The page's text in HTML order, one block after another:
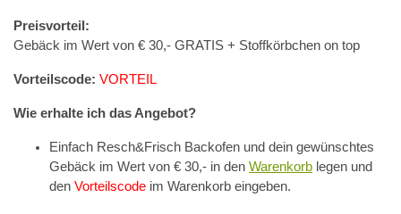
Preisvorteil:
Gebäck im Wert von € 30,- GRATIS + Stoffkörbchen on top
Vorteilscode: VORTEIL
Wie erhalte ich das Angebot?
Einfach Resch&Frisch Backofen und dein gewünschtes
Gebäck im Wert von € 30,- in den Warenkorb legen und
den Vorteilscode im Warenkorb eingeben.